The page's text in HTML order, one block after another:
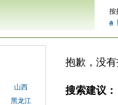
按
a
抱歉，没
搜索建议：
山西
黑龙江